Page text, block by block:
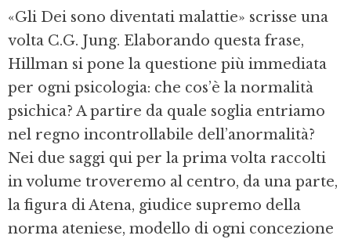
«Gli Dei sono diventati malattie» scrisse una
volta C.G. Jung. Elaborando questa frase,
Hillman si pone la questione più immediata
per ogni psicologia: che cos’è la normalità
psichica? A partire da quale soglia entriamo
nel regno incontrollabile dell’anormalità?
Nei due saggi qui per la prima volta raccolti
in volume troveremo al centro, da una parte,
la figura di Atena, giudice supremo della
norma ateniese, modello di ogni concezione